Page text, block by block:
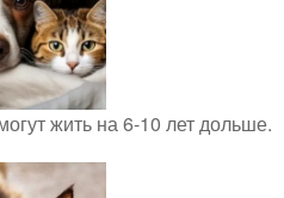
жить на 6-10 лет дольше.